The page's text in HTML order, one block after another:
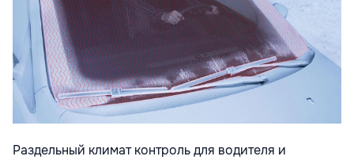
Раздельный климат контроль для водителя и